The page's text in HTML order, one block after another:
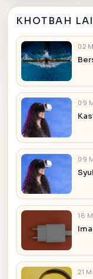
KHOTBAH
02
09
09
16
21